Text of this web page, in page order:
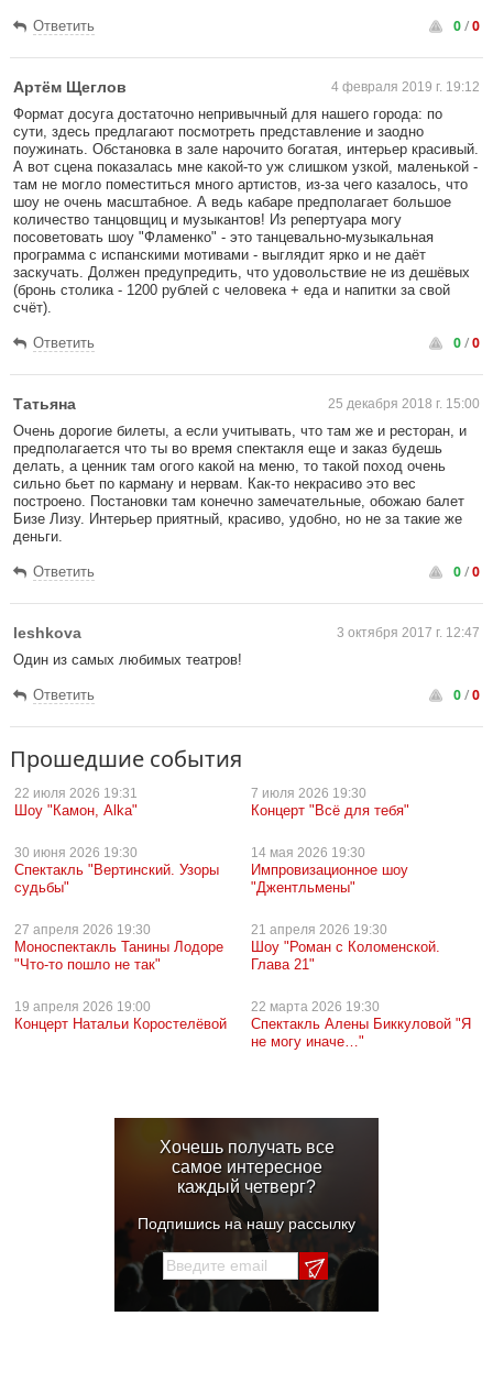
Ответить 0/0
Артём Щеглов 4 февраля 2019 г. 19:12
Формат досуга достаточно непривычный для нашего города: по
сути, здесь предлагают посмотреть представление и заодно
поужинать. Обстановка в зале нарочито богатая, интерьер красивый.
А вот сцена показалась мне какой-то уж слишком узкой, маленькой -
там не могло поместиться много артистов, из-за чего казалось, что
шоу не очень масштабное. А ведь кабаре предполагает большое
количество танцовщиц и музыкантов! Из репертуара могу
посоветовать шоу "Фламенко" - это танцевально-музыкальная
программа с испанскими мотивами - выглядит ярко и не даёт
заскучать. Должен предупредить, что удовольствие не из дешёвых
(бронь столика - 1200 рублей с человека + еда и напитки за свой
счёт).
Ответить 0/0
Татьяна 25 декабря 2018 г. 15:00
Очень дорогие билеты, а если учитывать, что там же и ресторан, и
предполагается что ты во время спектакля еще и заказ будешь
делать, а ценник там огого какой на меню, то такой поход очень
сильно бьет по карману и нервам. Как-то некрасиво это вес
построено. Постановки там конечно замечательные, обожаю балет
Бизе Лизу. Интерьер приятный, красиво, удобно, но не за такие же
деньги.
Ответить 0/0
leshkova 3 октября 2017 г. 12:47
Один из самых любимых театров!
Ответить 0/0
Прошедшие события
22 июля 2026 19:31
Шоу "Камон, Alka"
7 июля 2026 19:30
Концерт "Всё для тебя"
30 июня 2026 19:30
Спектакль "Вертинский. Узоры
судьбы"
14 мая 2026 19:30
Импровизационное шоу
"Джентльмены"
27 апреля 2026 19:30
Моноспектакль Танины Лодоре
"Что-то пошло не так"
21 апреля 2026 19:30
Шоу "Роман с Коломенской.
Глава 21"
19 апреля 2026 19:00
Концерт Натальи Коростелёвой
22 марта 2026 19:30
Спектакль Алены Биккуловой "Я
не могу иначе…"
Хочешь получать все
самое интересное
каждый четверг?
Подпишись на нашу рассылку